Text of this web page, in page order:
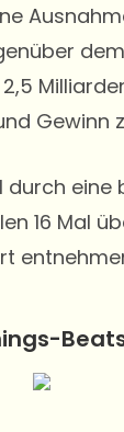
2,5
Gewinn
durch
16 Mal